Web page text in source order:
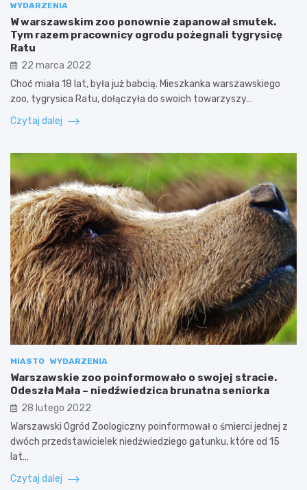
WYDARZENIA
W warszawskim zoo ponownie zapanował smutek.
Tym razem pracownicy ogrodu pożegnali tygrysicę
Ratu
22 marca 2022
Choć miała 18 lat, była już babcią. Mieszkanka warszawskiego
zoo, tygrysica Ratu, dołączyła do swoich towarzyszy…
Czytaj dalej
MIASTO WYDARZENIA
Warszawskie zoo poinformowało o swojej stracie.
Odeszła Mała – niedźwiedzica brunatna seniorka
28 lutego 2022
Warszawski Ogród Zoologiczny poinformował o śmierci jednej z
dwóch przedstawicielek niedźwiedziego gatunku, które od 15
lat…
Czytaj dalej